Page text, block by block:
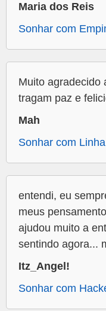
Maria dos Reis
Sonhar com
Muito agradecido
tragam paz e
Mah
Sonhar com
entendi, eu
meus
ajudou muito a
sentindo agora...
Itz_Angel!
Sonhar com